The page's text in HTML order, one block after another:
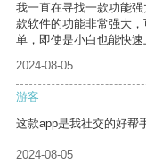
我一直在寻找一款功能
款软件的功能非常强大
单，即使是小白也能快速
2024-08-05
游客
这款app是我社交的好帮
2024-08-05